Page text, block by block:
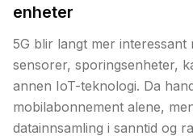
enheter
5G blir langt mer
sensorer, sporingsenheter,
annen IoT-teknologi. Da
mobilabonnement alene,
datainnsamling i sanntid og